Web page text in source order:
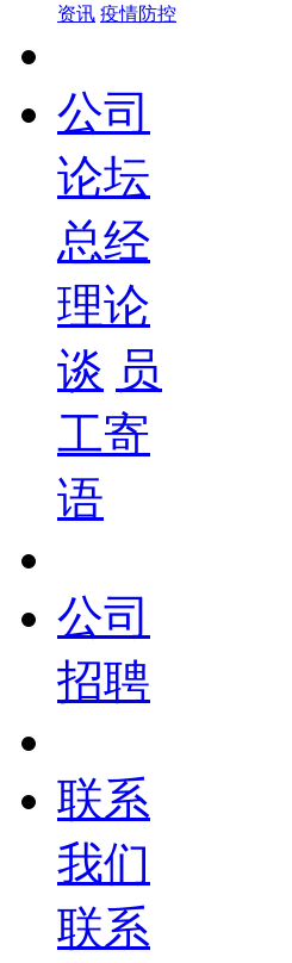
资讯 疫情防控
公司
论坛
总经
理论
谈 员
工寄
语
公司
招聘
联系
我们
联系